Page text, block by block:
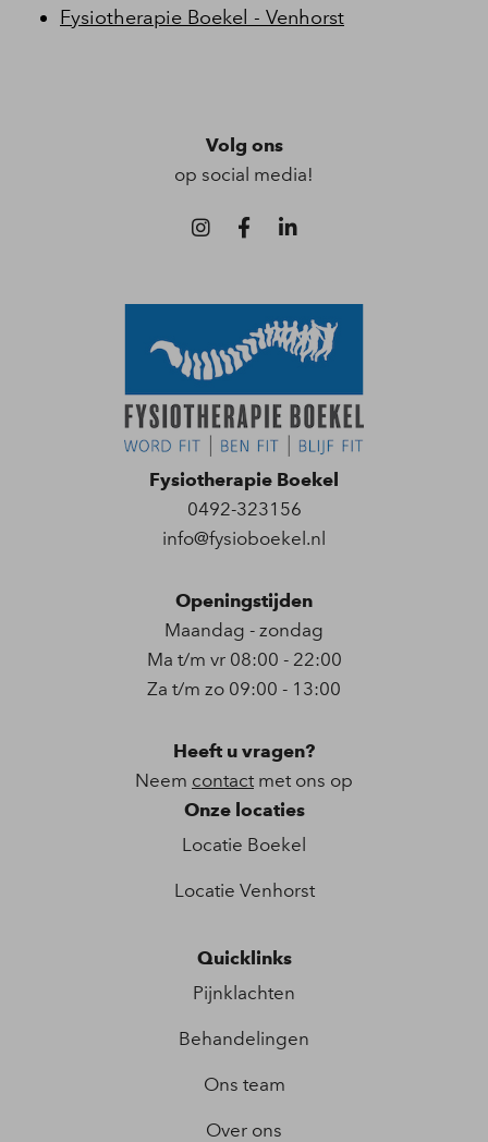
Fysiotherapie Boekel - Venhorst
Volg ons
op social media!
Fysiotherapie Boekel
0492-323156
info@fysioboekel.nl
Openingstijden
Maandag - zondag
Ma t/m vr 08:00 - 22:00
Za t/m zo 09:00 - 13:00
Heeft u vragen?
Neem contact met ons op
Onze locaties
Locatie Boekel
Locatie Venhorst
Quicklinks
Pijnklachten
Behandelingen
Ons team
Over ons